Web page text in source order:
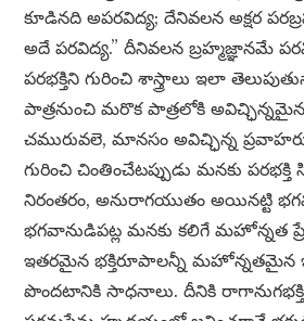
కూడినది అపరవిద్య; దేనివలన అక్షర
అదే పరవిద్య.” దీనివలన బ్రహ్మజ్ఞానమే
పరభక్తిని గురించి శాస్త్రాలు ఇలా
పాత్రనుంచి మరొక పాత్రలోకి
చమురువలె, మానసం అవిచ్ఛిన్న
గురించి చింతించేటప్పుడు మనకు పరభక్తి
నిరంతరం, అనురాగయుతం అయినట్టి
భగవానుడిపట్ల మనకు కలిగే మహోన్నత
ఇతరమైన భక్తిరూపాలన్నీ మహోన్నతమైన
పొందటానికి సాధనాలు. దీనికి